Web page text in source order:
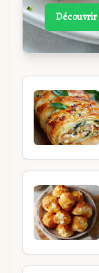
Découvrir